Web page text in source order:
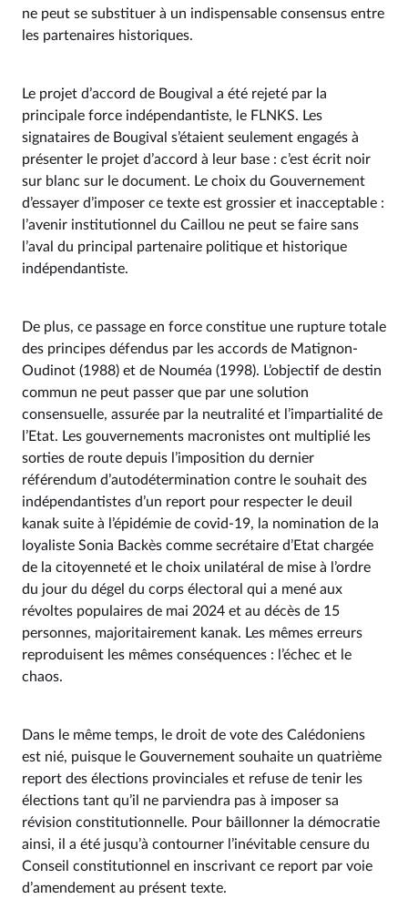
ne peut se substituer à un indispensable consensus entre
les partenaires historiques.
Le projet d’accord de Bougival a été rejeté par la
principale force indépendantiste, le FLNKS. Les
signataires de Bougival s’étaient seulement engagés à
présenter le projet d’accord à leur base : c’est écrit noir
sur blanc sur le document. Le choix du Gouvernement
d’essayer d’imposer ce texte est grossier et inacceptable :
l’avenir institutionnel du Caillou ne peut se faire sans
l’aval du principal partenaire politique et historique
indépendantiste.
De plus, ce passage en force constitue une rupture totale
des principes défendus par les accords de Matignon-
Oudinot (1988) et de Nouméa (1998). L’objectif de destin
commun ne peut passer que par une solution
consensuelle, assurée par la neutralité et l’impartialité de
l’Etat. Les gouvernements macronistes ont multiplié les
sorties de route depuis l’imposition du dernier
référendum d’autodétermination contre le souhait des
indépendantistes d’un report pour respecter le deuil
kanak suite à l’épidémie de covid-19, la nomination de la
loyaliste Sonia Backès comme secrétaire d’Etat chargée
de la citoyenneté et le choix unilatéral de mise à l’ordre
du jour du dégel du corps électoral qui a mené aux
révoltes populaires de mai 2024 et au décès de 15
personnes, majoritairement kanak. Les mêmes erreurs
reproduisent les mêmes conséquences : l’échec et le
chaos.
Dans le même temps, le droit de vote des Calédoniens
est nié, puisque le Gouvernement souhaite un quatrième
report des élections provinciales et refuse de tenir les
élections tant qu’il ne parviendra pas à imposer sa
révision constitutionnelle. Pour bâillonner la démocratie
ainsi, il a été jusqu’à contourner l’inévitable censure du
Conseil constitutionnel en inscrivant ce report par voie
d’amendement au présent texte.